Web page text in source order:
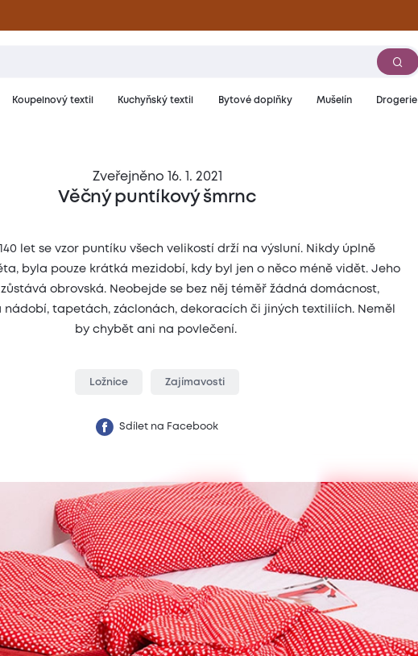
Koupelnový textil Kuchyňský textil Bytové doplňky Mušelín Drogerie
Zveřejněno 16. 1. 2021
Věčný puntíkový šmrnc
let se vzor puntíku všech velikostí drží na výsluní. Nikdy úplně
byla pouze krátká mezidobí, kdy byl jen o něco méně vidět. Jeho
obrovská. Neobejde se bez něj téměř žádná domácnost,
nádobí, tapetách, záclonách, dekoracích či jiných textiliích. Neměl
by chybět ani na povlečení.
Ložnice Zajímavosti
Sdílet na Facebook